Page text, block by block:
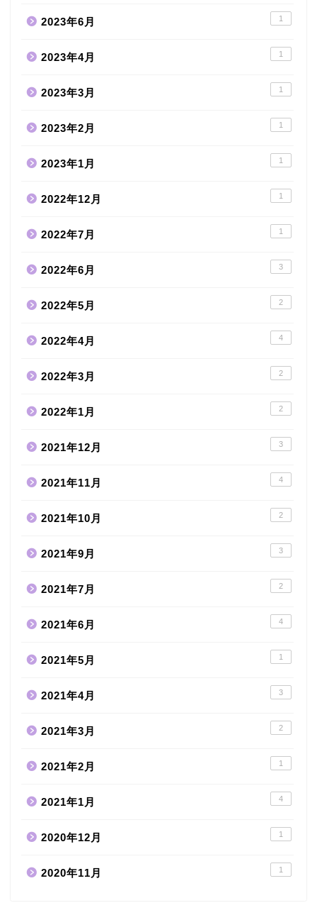
2023年6月 1
2023年4月 1
2023年3月 1
2023年2月 1
2023年1月 1
2022年12月 1
2022年7月 1
2022年6月 3
2022年5月 2
2022年4月 4
2022年3月 2
2022年1月 2
2021年12月 3
2021年11月 4
2021年10月 2
2021年9月 3
2021年7月 2
2021年6月 4
2021年5月 1
2021年4月 3
2021年3月 2
2021年2月 1
2021年1月 4
2020年12月 1
2020年11月 1